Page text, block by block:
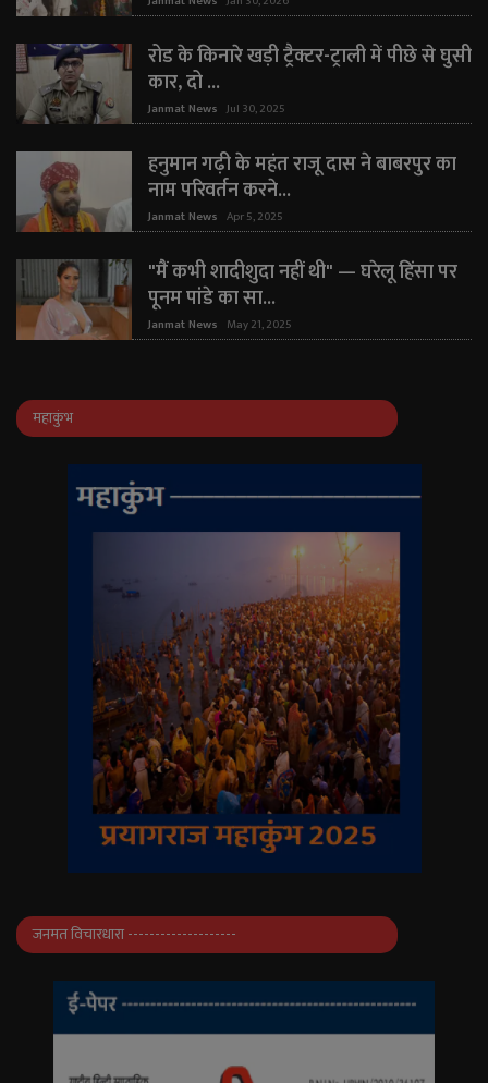
रोड के किनारे खड़ी ट्रैक्टर-ट्राली में पीछे से घुसी
कार, दो ...
Janmat News Jul 30, 2025
हनुमान गढ़ी के महंत राजू दास ने बाबरपुर का
नाम परिवर्तन करने...
Janmat News Apr 5, 2025
"मैं कभी शादीशुदा नहीं थी" — घरेलू हिंसा पर
पूनम पांडे का सा...
Janmat News May 21, 2025
महाकुंभ
जनमत विचारधारा --------------------